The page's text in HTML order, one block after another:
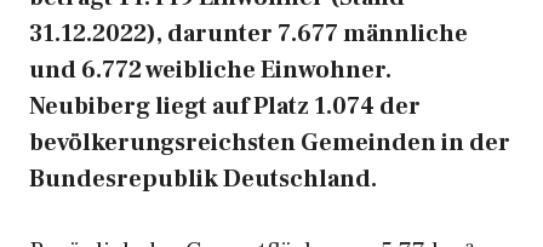
31.12.2022), darunter 7.677 männliche
und 6.772 weibliche Einwohner.
Neubiberg liegt auf Platz 1.074 der
bevölkerungsreichsten Gemeinden in der
Bundesrepublik Deutschland.